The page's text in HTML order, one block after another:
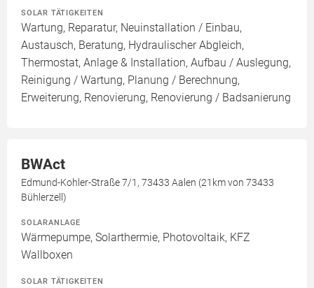
SOLAR TÄTIGKEITEN
Wartung, Reparatur, Neuinstallation / Einbau,
Austausch, Beratung, Hydraulischer Abgleich,
Thermostat, Anlage & Installation, Aufbau / Auslegung,
Reinigung / Wartung, Planung / Berechnung,
Erweiterung, Renovierung, Renovierung / Badsanierung
BWAct
Edmund-Kohler-Straße 7/1, 73433 Aalen (21km von 73433
Bühlerzell)
SOLARANLAGE
Wärmepumpe, Solarthermie, Photovoltaik, KFZ
Wallboxen
SOLAR TÄTIGKEITEN